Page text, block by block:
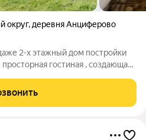
округ, деревня Анциферово
2-х этажный дом постройки
гocтинaя , coздающая
нacaждениями (яблони,